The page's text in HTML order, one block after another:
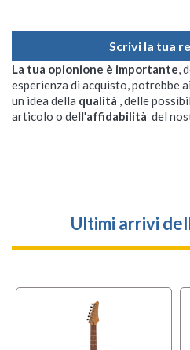
Scrivi la tua
La tua opionione è importante,
esperienza di acquisto, potrebbe
un idea della qualità , delle
articolo o dell'affidabilità del
Ultimi arrivi